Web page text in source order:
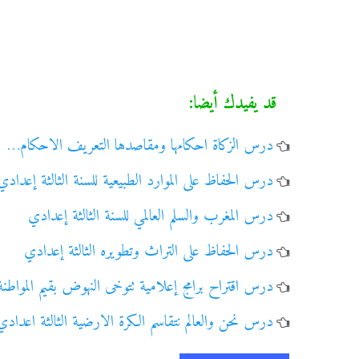
قد يفيدك أيضا:
درس الزكاة احكامها ومقاصدها التعريف الاحكام…
درس الحفاظ على الموارد الطبيعية للسنة الثالثة
درس المغرب والسلم العالمي للسنة الثالثة إعدادي
درس الحفاظ على التراث وتطويره الثالثة إعدادي
درس اقتراح برامج إعلامية تتوخى النهوض بقيم
درس نحن والعالم نتقاسم الكرة الارضية الثالثة